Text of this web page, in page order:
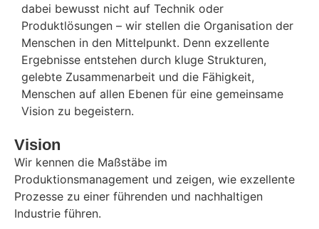
dabei bewusst nicht auf Technik oder
Produktlösungen – wir stellen die Organisation der
Menschen in den Mittelpunkt. Denn exzellente
Ergebnisse entstehen durch kluge Strukturen,
gelebte Zusammenarbeit und die Fähigkeit,
Menschen auf allen Ebenen für eine gemeinsame
Vision zu begeistern.
Vision
Wir kennen die Maßstäbe im
Produktionsmanagement und zeigen, wie exzellente
Prozesse zu einer führenden und nachhaltigen
Industrie führen.